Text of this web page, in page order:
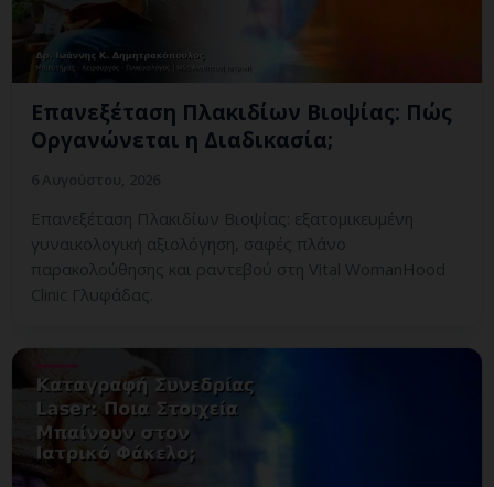
Επανεξέταση Πλακιδίων Βιοψίας: Πώς
Οργανώνεται η Διαδικασία;
Επανεξέταση Πλακιδίων Βιοψίας: εξατομικευμένη
γυναικολογική αξιολόγηση, σαφές πλάνο
παρακολούθησης και ραντεβού στη Vital WomanHood
Clinic Γλυφάδας.